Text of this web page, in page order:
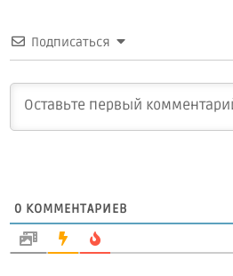
Подписаться
0 КОММЕНТАРИЕВ